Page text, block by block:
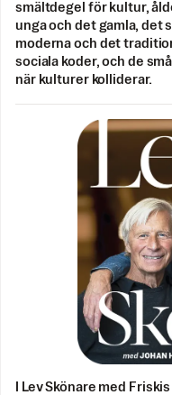
smältdegel för kultur,
unga och det gamla, det
moderna och det
sociala koder, och de
när kulturer kolliderar.
I Lev Skönare med